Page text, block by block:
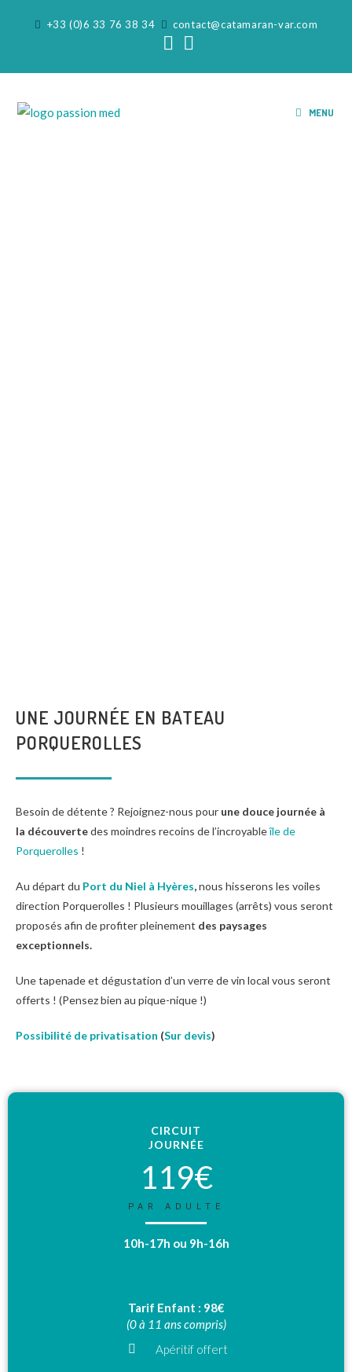
+33 (0)6 33 76 38 34 contact@catamaran-var.com
MENU
UNE JOURNÉE EN BATEAU
PORQUEROLLES
Besoin de détente ? Rejoignez-nous pour une douce journée à
la découvertedes moindres recoins de l’incroyableîle de
Porquerolles !
Au départ du Port du Niel à Hyères,nous hisserons les voiles
direction Porquerolles ! Plusieurs mouillages (arrêts) vous seront
proposés afin de profiter pleinement des paysages
exceptionnels.
Une tapenade et dégustation d’un verre de vin local vous seront
offerts ! (Pensez bien au pique-nique !)
Possibilité de privatisation (Sur devis)
CIRCUIT
JOURNÉE
119€
PAR ADULTE
10h-17h ou 9h-16h
Tarif Enfant : 98€
(0 à 11 ans compris)
Apéritif offert